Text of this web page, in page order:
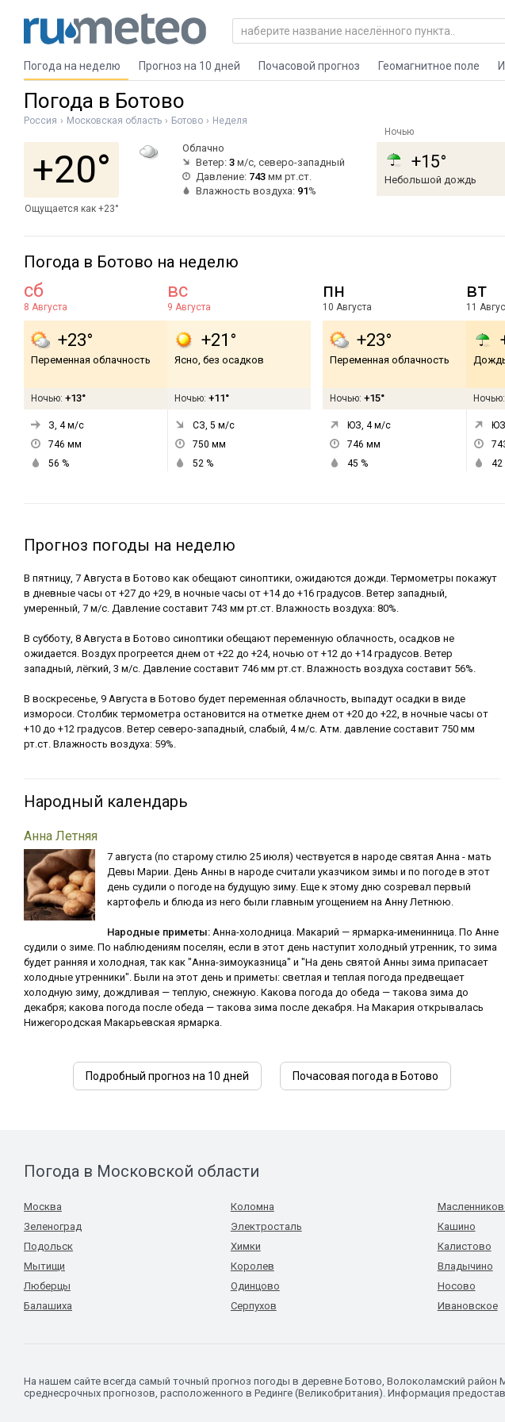
Погода на неделю Прогноз на 10 дней Почасовой прогноз Геомагнитное поле
Погода в Ботово
Россия Московская область Ботово Неделя
+20°
Ощущается как +23°
Облачно
Ветер: 3 м/с, северо-западный
Давление: 743 мм рт.ст.
Влажность воздуха: 91%
Ночью
+15°
Небольшой дождь
Погода в Ботово на неделю
сб
8 Августа
+23°
Переменная облачность
Ночью: +13°
З, 4м/с
746 мм
56 %
вс
9 Августа
+21°
Ясно, без осадков
Ночью: +11°
СЗ, 5 м/с
750 мм
52 %
пн
10 Августа
+23°
Переменная облачность
Ночью: +15°
ЮЗ, 4м/с
746 мм
45 %
вт
11
Ночью:
42
Прогноз погоды на неделю
В пятницу, 7 Августа в Ботово как обещают синоптики, ожидаются дожди. Термометры покажут
в дневные часы от +27 до +29, в ночные часы от +14 до +16 градусов. Ветер западный,
умеренный, 7 м/с. Давление составит 743 мм рт.ст. Влажность воздуха: 80%.
В субботу, 8 Августа в Ботово синоптики обещают переменную облачность, осадков не
ожидается. Воздух прогреется днем от +22 до +24, ночью от +12 до +14 градусов. Ветер
западный, лёгкий, 3 м/с. Давление составит 746 мм рт.ст. Влажность воздуха составит 56%.
В воскресенье, 9 Августа в Ботово будет переменная облачность, выпадут осадки в виде
измороси. Столбик термометра остановится на отметке днем от +20 до +22, в ночные часы от
+10 до +12 градусов. Ветер северо-западный, слабый, 4 м/с. Атм. давление составит 750 мм
рт.ст. Влажность воздуха: 59%.
Народный календарь
Анна Летняя
7 августа (по старому стилю 25 июля) чествуется в народе святая Анна - мать
Девы Марии. День Анны в народе считали указчиком зимы и по погоде в этот
день судили о погоде на будущую зиму. Еще к этому дню созревал первый
картофель и блюда из него были главным угощением на Анну Летнюю.
Народные приметы: Анна-холодница. Макарий — ярмарка-именинница. По Анне
судили о зиме. По наблюдениям поселян, если в этот день наступит холодный утренник, то зима
будет ранняя и холодная, так как "Анна-зимоуказница" и "На день святой Анны зима припасает
холодные утренники". Были на этот день и приметы: светлая и теплая погода предвещает
холодную зиму, дождливая — теплую, снежную. Какова погода до обеда — такова зима до
декабря; какова погода после обеда — такова зима после декабря. На Макария открывалась
Нижегородская Макарьевская ярмарка.
Подробный прогноз на 10 дней Почасовая погода в Ботово
Погода в Московской области
Москва
Зеленоград
Подольск
Мытищи
Люберцы
Балашиха
Коломна
Электросталь
Химки
Королев
Одинцово
Серпухов
Кашино
Калистово
Владычино
Носово
Ивановское
На нашем сайте всегда самый точный прогноз погоды в деревне Ботово, Волоколамский
среднесрочных прогнозов, расположенного в Рединге (Великобритания). Информация